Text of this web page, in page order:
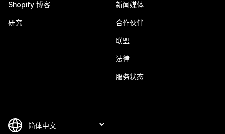
Shopify 博客
研究
新闻媒体
合作伙伴
联盟
法律
服务状态